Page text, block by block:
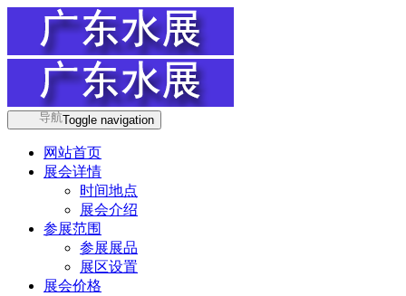
导航Toggle navigation
网站首页
展会详情
时间地点
展会介绍
参展范围
参展展品
展区设置
展会价格